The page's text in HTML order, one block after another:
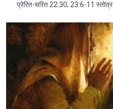
प्रेरित-चरित 22:30; 23:6-11